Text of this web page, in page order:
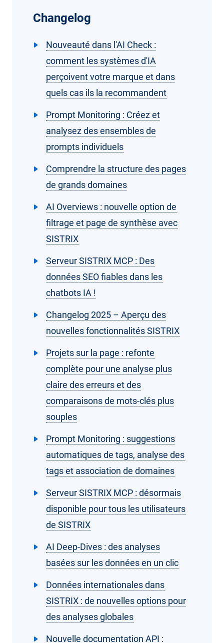
Changelog
Nouveauté dans l'AI Check :
comment les systèmes d'IA
perçoivent votre marque et dans
quels cas ils la recommandent
Prompt Monitoring : Créez et
analysez des ensembles de
prompts individuels
Comprendre la structure des pages
de grands domaines
AI Overviews : nouvelle option de
filtrage et page de synthèse avec
SISTRIX
Serveur SISTRIX MCP : Des
données SEO fiables dans les
chatbots IA !
Changelog 2025 – Aperçu des
nouvelles fonctionnalités SISTRIX
Projets sur la page : refonte
complète pour une analyse plus
claire des erreurs et des
comparaisons de mots-clés plus
souples
Prompt Monitoring : suggestions
automatiques de tags, analyse des
tags et association de domaines
Serveur SISTRIX MCP : désormais
disponible pour tous les utilisateurs
de SISTRIX
AI Deep-Dives : des analyses
basées sur les données en un clic
Données internationales dans
SISTRIX : de nouvelles options pour
des analyses globales
Nouvelle documentation API :